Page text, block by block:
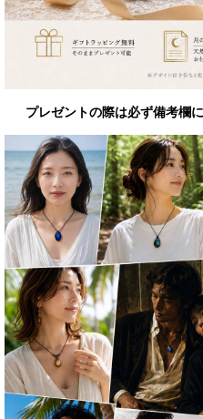
プレゼントの際は必ず備考欄